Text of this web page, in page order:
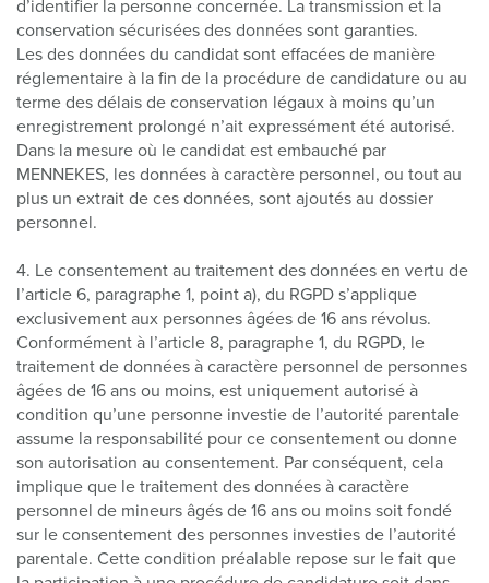
d’identifier la personne concernée. La transmission et la
conservation sécurisées des données sont garanties.
Les des données du candidat sont effacées de manière
réglementaire à la fin de la procédure de candidature ou au
terme des délais de conservation légaux à moins qu’un
enregistrement prolongé n’ait expressément été autorisé.
Dans la mesure où le candidat est embauché par
MENNEKES, les données à caractère personnel, ou tout au
plus un extrait de ces données, sont ajoutés au dossier
personnel.
4. Le consentement au traitement des données en vertu de
l’article 6, paragraphe 1, point a), du RGPD s’applique
exclusivement aux personnes âgées de 16 ans révolus.
Conformément à l’article 8, paragraphe 1, du RGPD, le
traitement de données à caractère personnel de personnes
âgées de 16 ans ou moins, est uniquement autorisé à
condition qu’une personne investie de l’autorité parentale
assume la responsabilité pour ce consentement ou donne
son autorisation au consentement. Par conséquent, cela
implique que le traitement des données à caractère
personnel de mineurs âgés de 16 ans ou moins soit fondé
sur le consentement des personnes investies de l’autorité
parentale. Cette condition préalable repose sur le fait que